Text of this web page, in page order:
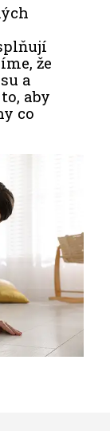
že
a
aby
co